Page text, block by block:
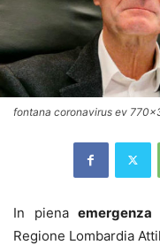
fontana coronavirus ev
In piena emergenza
Regione Lombardia